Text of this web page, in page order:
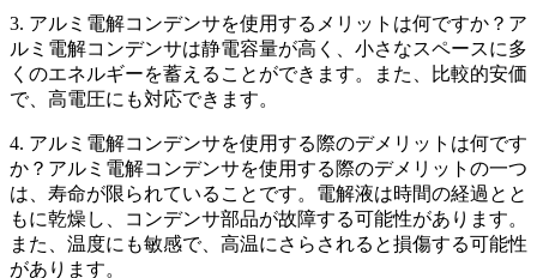
3. アルミ電解コンデンサを使用するメリットは何ですか？ア
ルミ電解コンデンサは静電容量が高く、小さなスペースに多
くのエネルギーを蓄えることができます。また、比較的安価
で、高電圧にも対応できます。
4. アルミ電解コンデンサを使用する際のデメリットは何です
か？アルミ電解コンデンサを使用する際のデメリットの一つ
は、寿命が限られていることです。電解液は時間の経過とと
もに乾燥し、コンデンサ部品が故障する可能性があります。
また、温度にも敏感で、高温にさらされると損傷する可能性
があります。